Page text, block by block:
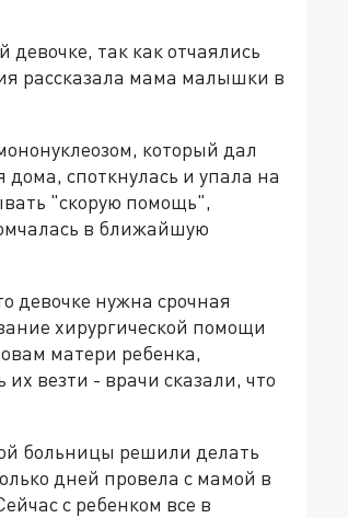
так как отчаялись
рассказала мама малышки в
который дал
споткнулась и упала на
"скорую помощь",
в ближайшую
девочке нужна срочная
хирургической помощи
матери ребенка,
везти - врачи сказали, что
больницы решили делать
дней провела с мамой в
с ребенком все в